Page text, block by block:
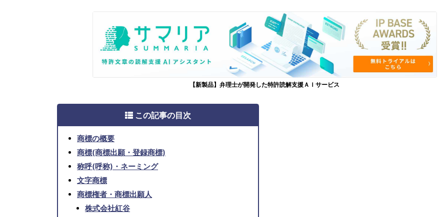
【新製品】弁理士が開発した特許読解支援ＡＩサービス
この記事の目次
商標の概要
商標(商標出願・登録商標)
称呼(呼称)・ネーミング
文字商標
商標権者・商標出願人
株式会社紅谷